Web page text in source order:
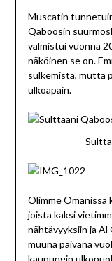
Muscatin
Qaboosin
valmistui vuonna
näköinen se on.
sulkemista, mutta
ulkoapäin.
Olimme Omanissa
joista kaksi
nähtävyyksiin ja
muuna päivänä
kaupungin